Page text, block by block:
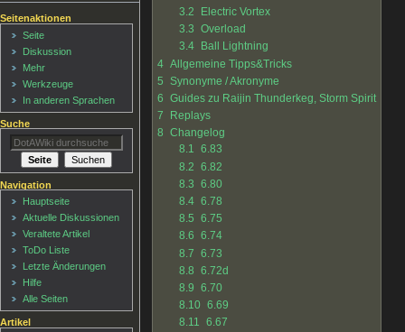
3.2
Electric Vortex
3.3 Overload
3.4
Ball Lightning
4 Allgemeine Tipps&Tricks
5 Synonyme / Akronyme
6 Guides zu Raijin Thunderkeg, Storm Spirit
7
Replays
8 Changelog
8.1 6.83
8.2 6.82
8.3 6.80
8.4 6.78
8.5 6.75
8.6 6.74
8.7 6.73
8.8 6.72d
8.9 6.70
8.10 6.69
8.11 6.67
Seitenaktionen
Seite
Diskussion
Mehr
Werkzeuge
In anderen Sprachen
Suche
Navigation
Hauptseite
Aktuelle Diskussionen
Veraltete Artikel
ToDo Liste
Letzte Änderungen
Hilfe
Alle Seiten
Artikel